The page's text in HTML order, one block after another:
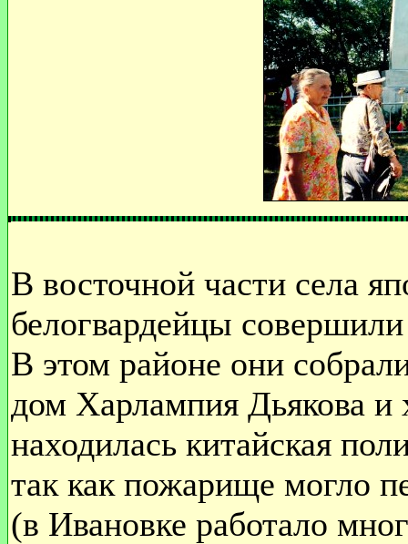
В восточной части села
белогвардейцы
В этом районе они
дом Харлампия Дьякова и
находилась китайская
так как пожарище могло
(в Ивановке работало